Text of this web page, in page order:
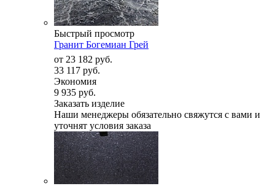
Быстрый просмотр
Гранит Богемиан Грей
от 23 182 руб.
33 117 руб.
Экономия
9 935 руб.
Заказать изделие
Наши менеджеры обязательно свяжутся с вами и
уточнят условия заказа